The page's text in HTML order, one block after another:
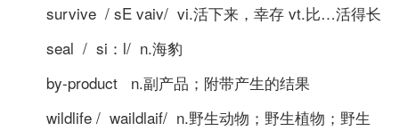
survive / sE vaiv/ vi.活下来，幸存 vt.比…活得长
seal / si：l/ n.海豹
by-product n.副产品；附带产生的结果
wildlife / waildlaif/ n.野生动物；野生植物；野生